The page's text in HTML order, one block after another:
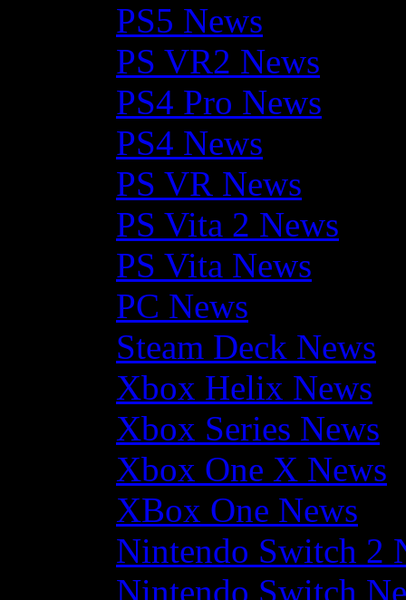
PS5 News
PS VR2 News
PS4 Pro News
PS4 News
PS VR News
PS Vita 2 News
PS Vita News
PC News
Steam Deck News
Xbox Helix News
Xbox Series News
Xbox One X News
XBox One News
Nintendo Switch 2
Nintendo Switch